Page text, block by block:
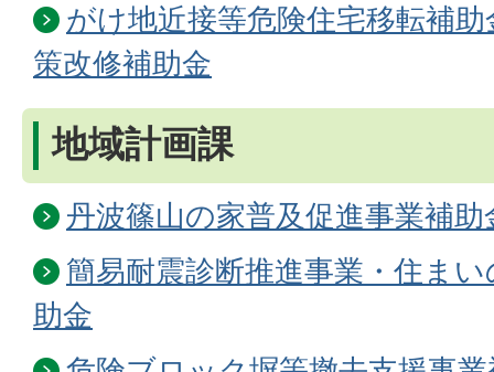
がけ地近接等危険住宅移転補
策改修補助金
地域計画課
丹波篠山の家普及促進事業補助
簡易耐震診断推進事業・住ま
助金